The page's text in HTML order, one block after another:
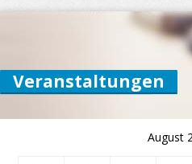
Veranstaltungen
August